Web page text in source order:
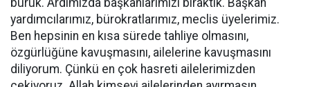
buruk. Ardımızda başkanlarımızı bıraktık. Başkan
yardımcılarımız, bürokratlarımız, meclis üyelerimiz.
Ben hepsinin en kısa sürede tahliye olmasını,
özgürlüğüne kavuşmasını, ailelerine kavuşmasını
diliyorum. Çünkü en çok hasreti ailelerimizden